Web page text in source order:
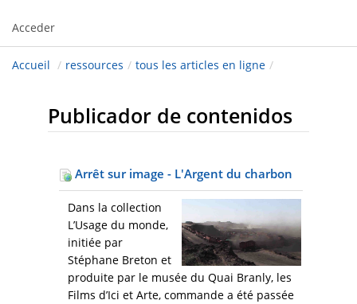
Acceder
Accueil / ressources / tous les articles en ligne /
Publicador de contenidos
Arrêt sur image - L'Argent du charbon
Dans la collection
L’Usage du monde,
initiée par
Stéphane Breton et
produite par le musée du Quai Branly, les
Films d’Ici et Arte, commande a été passée